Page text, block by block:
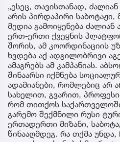
„ესეც, თავისთანად, ძალიან
არის პირდაპირი
მედია გამოიყენება ძალიან
ერთ-ერთი ქვეყნის
შორის, ამ კოორდინაციის
ხვდება აქ ადგილობრივი
ამაგრებს ამ კამპანიას.
შინაარსი იქმნება
ადამიანები, რომლებიც არ
სახელით, გვარით,
რომ თითქოს
გარემო შექმნილი რუსი
ერთადერთი მიზანი,
წინააღმდეგ. რა თქმა უნდა,